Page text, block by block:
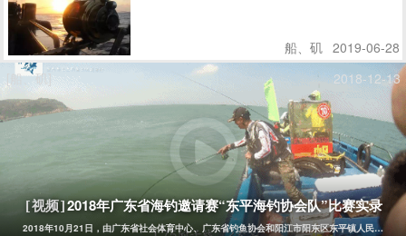
船、矶 2019-06-28
[船、矶]
2018-12-13
[视频]2018年广东省海钓邀请赛“东平海钓协会队”比赛实录
2018年10月21日，由广东省社会体育中心、广东省钓鱼协会和阳江市阳东区东平镇人民政府